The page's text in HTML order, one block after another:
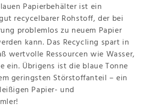
Papierbehälter ist ein
recycelbarer Rohstoff, der bei
problemlos zu neuem Papier
kann. Das Recycling spart in
wertvolle Ressourcen wie Wasser,
ein. Übrigens ist die blaue Tonne
geringsten Störstoffanteil – ein
Papier- und